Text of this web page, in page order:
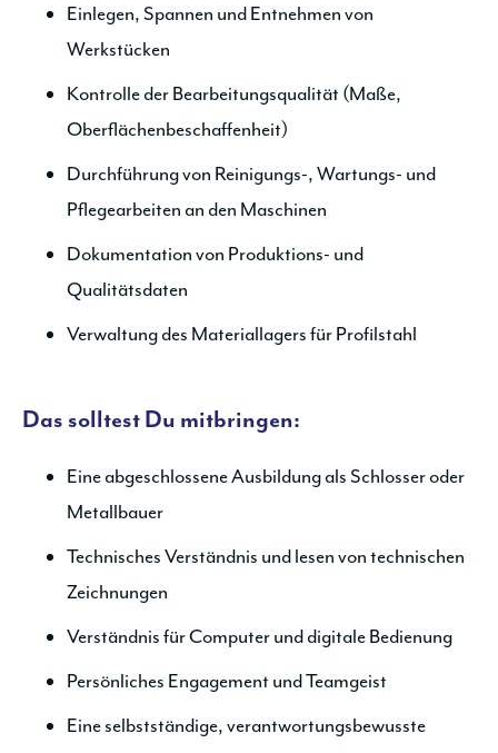
Einlegen, Spannen und Entnehmen von
Werkstücken
Kontrolle der Bearbeitungsqualität (Maße,
Oberflächenbeschaffenheit)
Durchführung von Reinigungs-, Wartungs- und
Pflegearbeiten an den Maschinen
Dokumentation von Produktions- und
Qualitätsdaten
Verwaltung des Materiallagers für Profilstahl
Das solltest Du mitbringen:
Eine abgeschlossene Ausbildung als Schlosser oder
Metallbauer
Technisches Verständnis und lesen von technischen
Zeichnungen
Verständnis für Computer und digitale Bedienung
Persönliches Engagement und Teamgeist
Eine selbstständige, verantwortungsbewusste